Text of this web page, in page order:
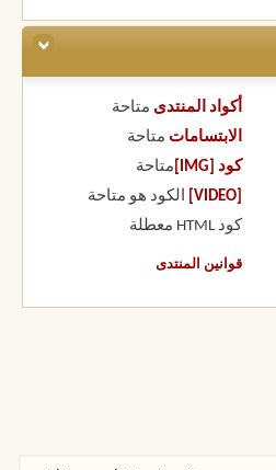
أكواد المنتدى متاحة
الابتسامات متاحة
كود [IMG]
متاحة
الكود هو متاحة
كود HTML
معطلة
قوانين المنتدى